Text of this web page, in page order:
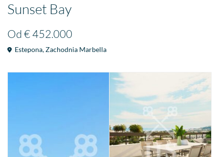
Sunset Bay
Od€ 452.000
Estepona,Zachodnia Marbella